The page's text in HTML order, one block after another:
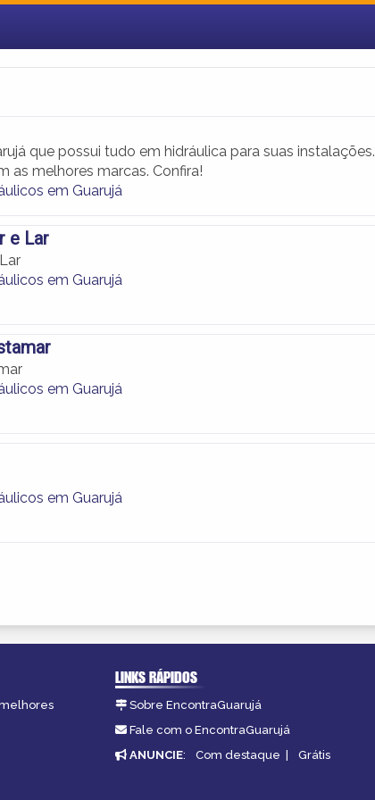
que possui tudo em hidráulica para suas instalações.
as melhores marcas. Confira!
em Guarujá
e Lar
em Guarujá
em Guarujá
em Guarujá
LINKS RÁPIDOS
Sobre EncontraGuarujá
Fale com o EncontraGuarujá
ANUNCIE: Com destaque | Grátis